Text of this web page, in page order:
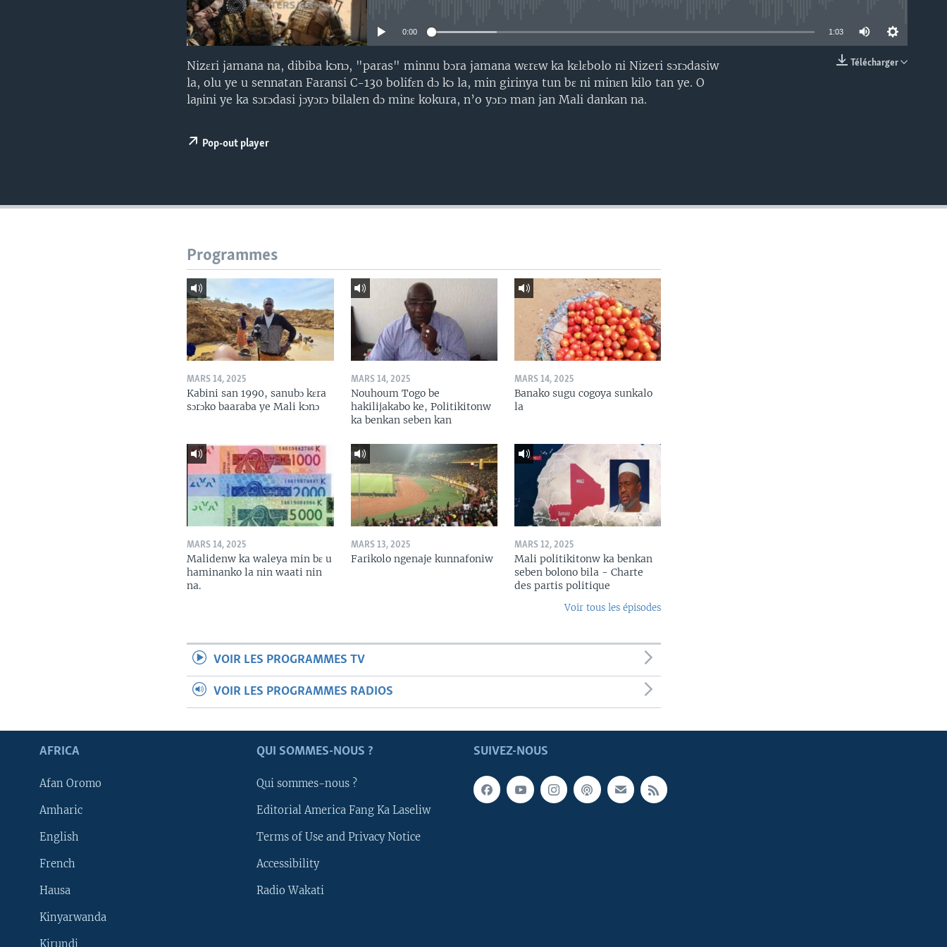
0:00 1:03
Télécharger
Nizɛri jamana na, dibiba kɔnɔ, "paras" minnu bɔra jamana wɛrɛw ka kɛlɛbolo ni Nizeri sɔrɔdasiw
la, olu ye u sennatan Faransi C-130 bolifɛn dɔ kɔ la, min girinya tun bɛ ni minɛn kilo tan ye. O
laɲini ye ka sɔrɔdasi jɔyɔrɔ bilalen dɔ minɛ kokura, n’o yɔrɔ man jan Mali dankan na.
Pop-out player
Programmes
MARS 14, 2025
Kabini san 1990, sanubɔ kɛra
sɔrɔko baaraba ye Mali kɔnɔ
MARS 14, 2025
Nouhoum Togo be
hakilijakabo ke, Politikitonw
ka benkan seben kan
MARS 14, 2025
Banako sugu cogoya sunkalo
la
MARS 14, 2025
Malidenw ka waleya min bɛ u
haminanko la nin waati nin
na.
MARS 13, 2025
Farikolo ngenaje kunnafoniw
MARS 12, 2025
Mali politikitonw ka benkan
seben bolono bila - Charte
des partis politique
Voir tous les épisodes
VOIR LES PROGRAMMES TV
VOIR LES PROGRAMMES RADIOS
SUIVEZ-NOUS
AFRICA
Afan Oromo
Amharic
English
French
Hausa
Kinyarwanda
Kirundi
QUI SOMMES-NOUS ?
Qui sommes-nous ?
Editorial America Fang Ka Laseliw
Terms of Use and Privacy Notice
Accessibility
Radio Wakati